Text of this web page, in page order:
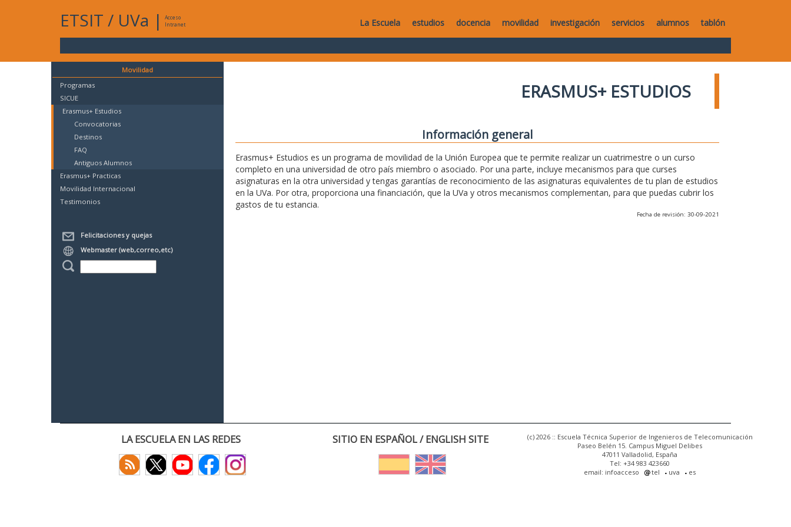
ETSIT / UVa |
Acceso
Intranet
La Escuela estudios docencia movilidad investigación servicios alumnos tablón
Movilidad
Programas
SICUE
Erasmus+ Estudios
Convocatorias
Destinos
FAQ
Antiguos Alumnos
Erasmus+ Practicas
Movilidad Internacional
Testimonios
Felicitaciones y quejas
Webmaster (web,correo,etc)
ERASMUS+ ESTUDIOS
Información general
Erasmus+ Estudios es un programa de movilidad de la Unión Europea que te permite realizar un cuatrimestre o un curso
completo en una universidad de otro país miembro o asociado. Por una parte, incluye mecanismos para que curses
asignaturas en la otra universidad y tengas garantías de reconocimiento de las asignaturas equivalentes de tu plan de estudios
en la UVa. Por otra, proporciona una financiación, que la UVa y otros mecanismos complementan, para que puedas cubrir los
gastos de tu estancia.
Fecha de revisión: 30-09-2021
LA ESCUELA EN LAS REDES SITIO EN ESPAÑOL / ENGLISH SITE
(c) 2026 :: Escuela Técnica Superior de Ingenieros de Telecomunicación
Paseo Belén 15. Campus Miguel Delibes
47011 Valladolid, España
Tel: +34 983 423660
email: infoacceso
tel uva es